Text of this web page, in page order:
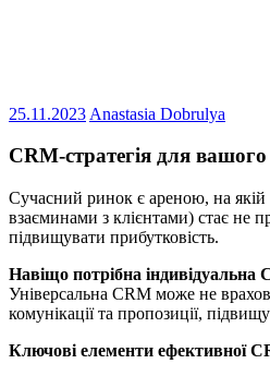
25.11.2023 Anastasia Dobrulya
CRM-стратегія для вашого
Сучасний ринок є ареною, на якій
взаєминами з клієнтами) стає не
підвищувати прибутковість.
Навіщо потрібна індивідуальна
Універсальна CRM може не
комунікації та пропозиції,
Ключові елементи ефективної